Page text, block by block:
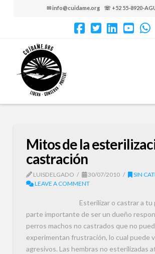
✉ info@cuidame.org ☏ +52 55-8920-
Mitos de la
castración
LUISDELGADO 30/07/2010
SIN
LEAVE A COMMENT
Esterilizar o castrar a tu
parte importante de ser un dueño
perros machos no castrados que no
experimentan frustración, lo cual puede
agresivos. Las hembras no esterilizadas